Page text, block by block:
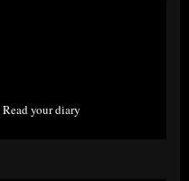
Read your diary